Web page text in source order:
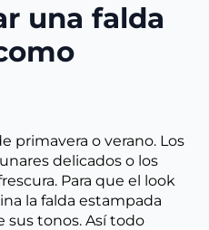
una falda
primavera o verano. Los
delicados o los
Para que el look
la falda estampada
sus tonos. Así todo